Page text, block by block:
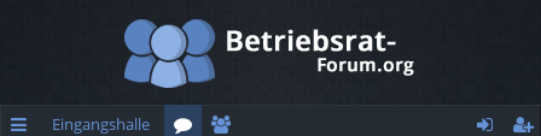
Eingangshalle